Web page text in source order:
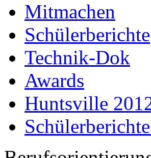
Mitmachen
Schülerberichte
Technik-Dok
Awards
Huntsville